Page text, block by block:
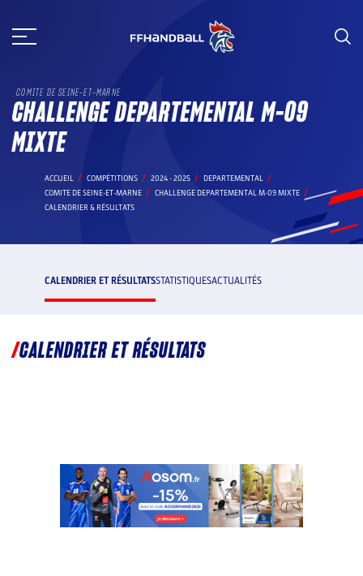
au
COMITE DE SEINE-ET-MARNE
CHALLENGE DEPARTEMENTAL M-09
MIXTE
ACCUEIL COMPÉTITIONS 2024 - 2025
DEPARTEMENTAL
COMITE DE SEINE-ET-MARNE
CHALLENGE DEPARTEMENTAL M-09 MIXTE
CALENDRIER & RÉSULTATS
CALENDRIER ET RÉSULTATSSTATISTIQUESACTUALITÉS
CALENDRIER ET RÉSULTATS